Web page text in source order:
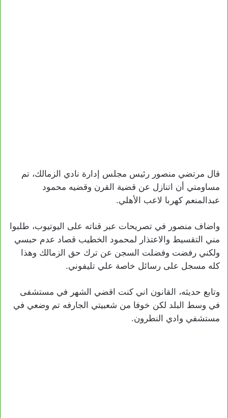
قال مرتضي منصور رئيس مجلس إدارة نادي الزمالك، تم
مساومتي أن اتنازل عن قضية القرن وقضيه محمود
عبدالمنعم كهربا لاعب الأهلي.
واضاف منصور في تصريحات عبر قناته على اليوتيوب، طلبوا
مني التقسيط والاعتذار لمحمود الخطيب قصاد عدم حبسي
ولكني رفضت وفضلت السجن عن ترك حق الزمالك وهذا
كله مسجل على رسائل خاصة علي تليفوني.
وتابع حديثه، القانون اني كنت اقضي الشهر في مستشفى
في وسط البلد لكن خوفا من شعبيتي الجارفه تم وضعي في
مستشفي وادي النطرون.